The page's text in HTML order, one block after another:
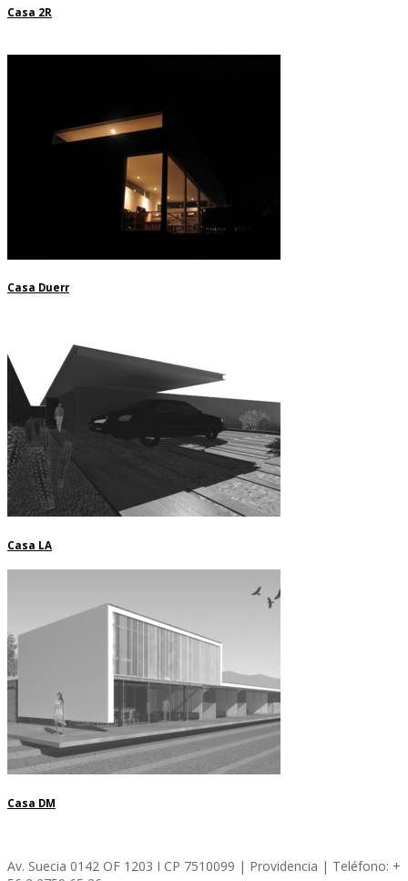
Casa 2R
Casa Duerr
Casa LA
Casa DM
Av. Suecia 0142 OF 1203 I CP 7510099 | Providencia | Teléfono: +